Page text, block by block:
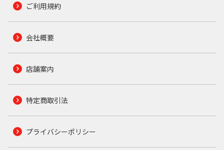
ご利用規約
会社概要
店舗案内
特定商取引法
プライバシーポリシー